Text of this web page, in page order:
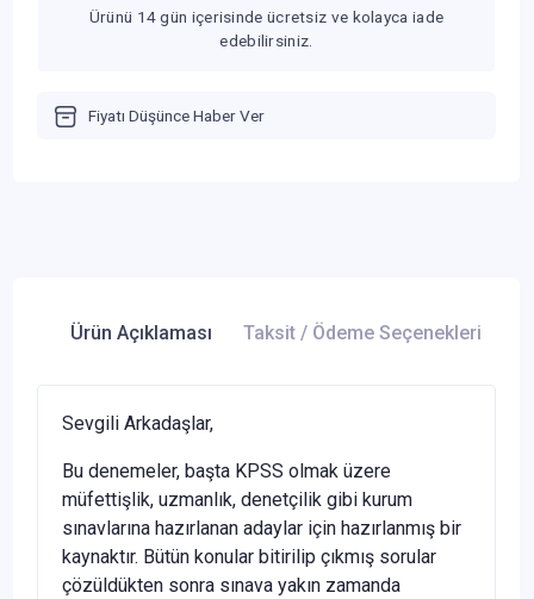
Ürünü 14 gün içerisinde ücretsiz ve kolayca iade
edebilirsiniz.
Fiyatı Düşünce Haber Ver
Ürün Açıklaması Taksit / Ödeme Seçenekleri
Sevgili Arkadaşlar,
Bu denemeler, başta KPSS olmak üzere
müfettişlik, uzmanlık, denetçilik gibi kurum
sınavlarına hazırlanan adaylar için hazırlanmış bir
kaynaktır. Bütün konular bitirilip çıkmış sorular
çözüldükten sonra sınava yakın zamanda